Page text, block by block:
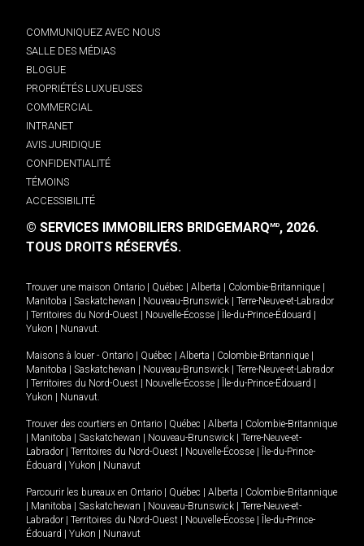
COMMUNIQUEZ AVEC NOUS
SALLE DES MÉDIAS
BLOGUE
PROPRIÉTÉS LUXUEUSES
COMMERCIAL
INTRANET
AVIS JURIDIQUE
CONFIDENTIALITÉ
TÉMOINS
ACCESSIBILITÉ
© SERVICES IMMOBILIERS BRIDGEMARQMD, 2026.
TOUS DROITS RÉSERVÉS.
Trouver une maison Ontario Québec Alberta Colombie-Britannique
Manitoba
Saskatchewan Nouveau-Brunswick
Terre-Neuve-et-Labrador
Territoires du Nord-Ouest Nouvelle-Écosse Île-du-Prince-Édouard
Yukon
Nunavut.
Maisons à louer - Ontario Québec Alberta Colombie-Britannique
Manitoba
Saskatchewan Nouveau-Brunswick
Terre-Neuve-et-Labrador
Territoires du Nord-Ouest Nouvelle-Écosse Île-du-Prince-Édouard
Yukon
Nunavut.
Trouver des courtiers en Ontario Québec Alberta
Colombie-Britannique
Manitoba Saskatchewan Nouveau-Brunswick
Terre-Neuve-et-
Labrador
Territoires du Nord-Ouest Nouvelle-Écosse
Île-du-Prince-
Édouard
Yukon Nunavut
Parcourir les bureaux en Ontario Québec Alberta
Colombie-Britannique
Manitoba Saskatchewan Nouveau-Brunswick
Terre-Neuve-et-
Labrador
Territoires du Nord-Ouest Nouvelle-Écosse
Île-du-Prince-
Édouard
Yukon Nunavut